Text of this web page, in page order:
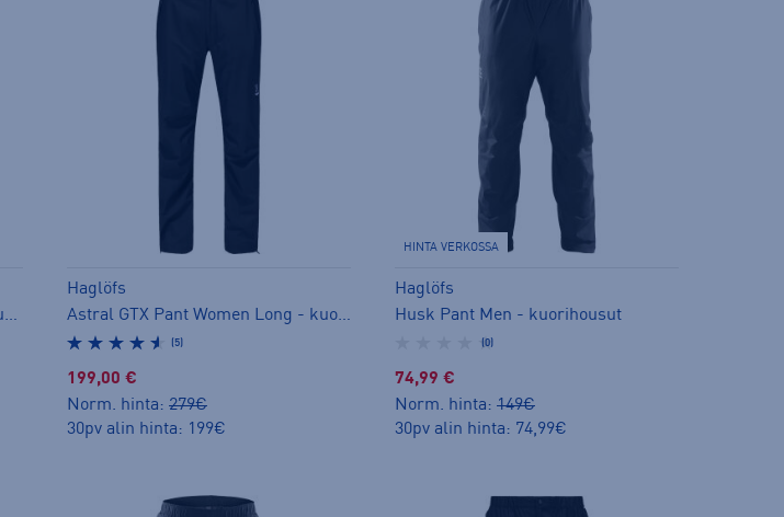
Astral GTX Pant Women Short - kuorihousut
Haglöfs
Astral GTX Pant Women Long - kuorihousut
(5)
199,00 €
Norm. hinta: 279€
30pv alin hinta: 199€
HINTA VERKOSSA
Haglöfs
Husk Pant Men - kuorihousut
(0)
74,99 €
Norm. hinta: 149€
30pv alin hinta: 74,99€